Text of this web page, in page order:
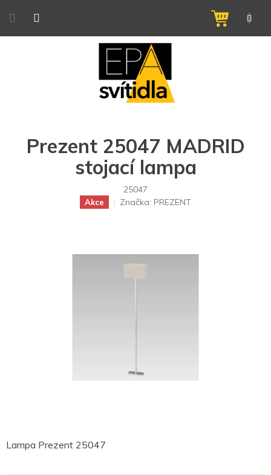
NÁKUPNÍ
KOŠÍK
Prezent 25047 MADRID
stojací lampa
25047
Akce Značka: PREZENT
Lampa Prezent 25047